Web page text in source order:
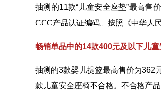
抽测的11款“儿童安全座垫”最高售
CCC产品认证编码。按照《中华人
畅销单品中的14款400元及以下儿
抽测的3款婴儿提篮最高售价为362
款儿童安全座椅不合格。不合格产品